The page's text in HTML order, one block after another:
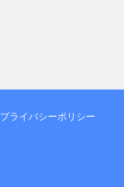
プライバシーポリシー